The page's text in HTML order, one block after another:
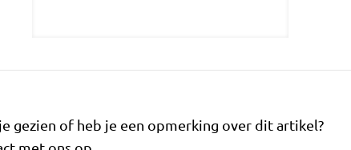
gezien of heb je een opmerking over dit artikel?